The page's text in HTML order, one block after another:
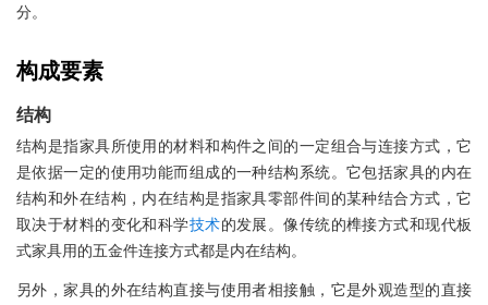
分。
构成要素
结构
结构是指家具所使用的材料和构件之间的一定组合与连接方式，它
是依据一定的使用功能而组成的一种结构系统。它包括家具的内在
结构和外在结构，内在结构是指家具零部件间的某种结合方式，它
取决于材料的变化和科学技术的发展。像传统的榫接方式和现代板
式家具用的五金件连接方式都是内在结构。
另外，家具的外在结构直接与使用者相接触，它是外观造型的直接